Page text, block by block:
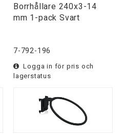
Borrhållare 240x3-14
mm 1-pack Svart
7-792-196
Logga in för pris och
lagerstatus